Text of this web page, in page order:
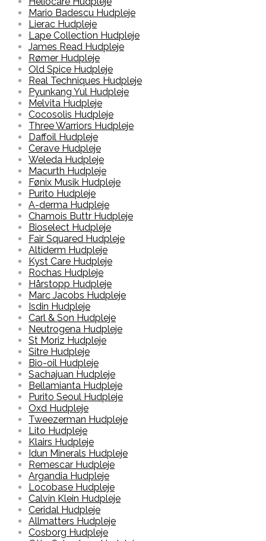
Mario Badescu Hudpleje
Lierac Hudpleje
Lape Collection Hudpleje
James Read Hudpleje
Rømer Hudpleje
Old Spice Hudpleje
Real Techniques Hudpleje
Pyunkang Yul Hudpleje
Melvita Hudpleje
Cocosolis Hudpleje
Three Warriors Hudpleje
Daffoil Hudpleje
Cerave Hudpleje
Weleda Hudpleje
Macurth Hudpleje
Fønix Musik Hudpleje
Purito Hudpleje
A-derma Hudpleje
Chamois Buttr Hudpleje
Bioselect Hudpleje
Fair Squared Hudpleje
Altiderm Hudpleje
Kyst Care Hudpleje
Rochas Hudpleje
Hårstopp Hudpleje
Marc Jacobs Hudpleje
Isdin Hudpleje
Carl & Son Hudpleje
Neutrogena Hudpleje
St Moriz Hudpleje
Sitre Hudpleje
Bio-oil Hudpleje
Sachajuan Hudpleje
Bellamianta Hudpleje
Purito Seoul Hudpleje
Oxd Hudpleje
Tweezerman Hudpleje
Lito Hudpleje
Klairs Hudpleje
Idun Minerals Hudpleje
Remescar Hudpleje
Argandia Hudpleje
Locobase Hudpleje
Calvin Klein Hudpleje
Ceridal Hudpleje
Allmatters Hudpleje
Cosborg Hudpleje